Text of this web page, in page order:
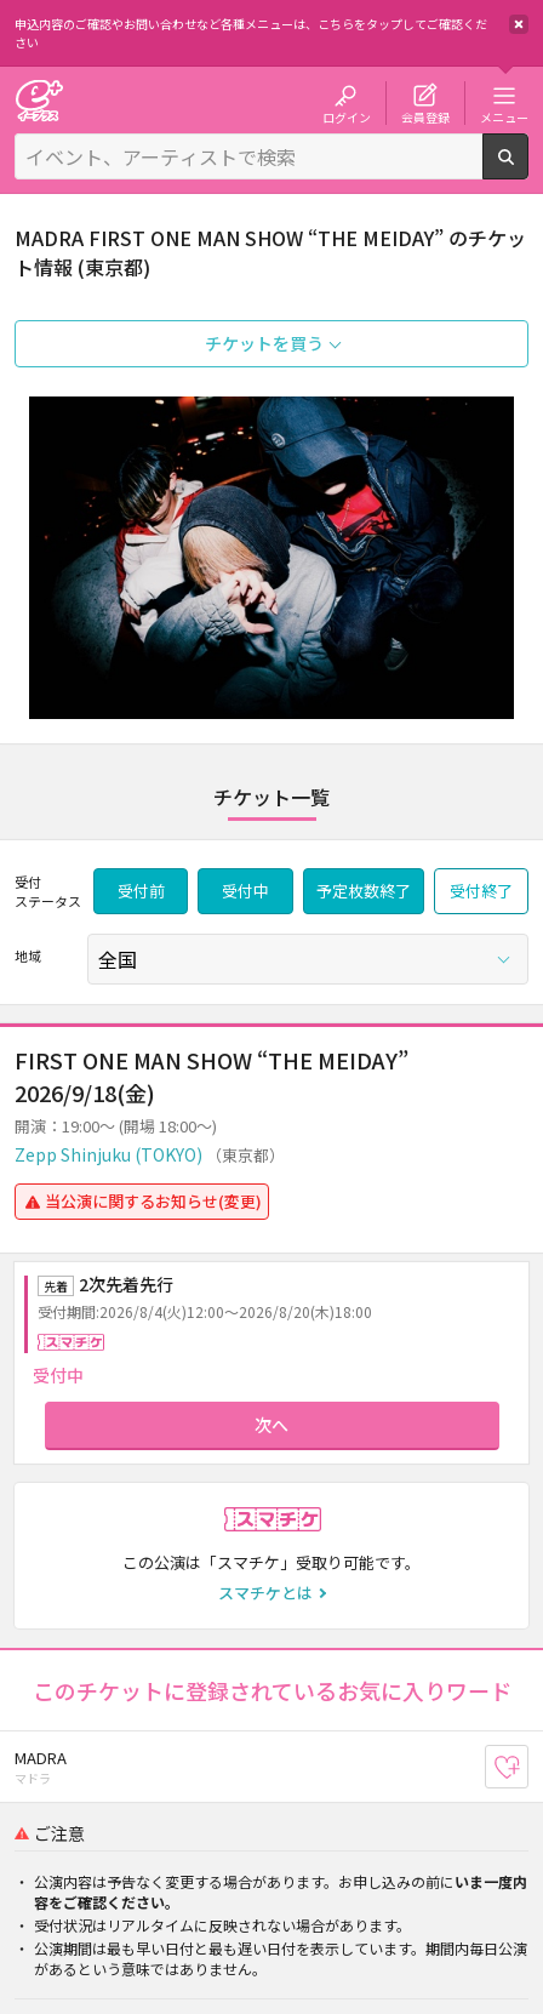
申込内容のご確認やお問い合わせなど各種メニューは、 こちらをタップしてご確認くだ
さい
ログイン 会員登録 メニュー
MADRA FIRST ONE MAN SHOW “THE MEIDAY” のチケッ
ト情報 (東京都)
チケットを買う
チケット一覧
受付
ステータス
受付前 受付中 予定枚数終了 受付終了
地域
FIRST ONE MAN SHOW “THE MEIDAY”
2026/9/18(金)
開演：19:00～ (開場 18:00～)
Zepp Shinjuku (TOKYO)
（東京都）
当公演に関するお知らせ(変更)
先着 2次先着先行
受付期間:2026/8/4(火)12:00～2026/8/20(木)18:00
受付中
次へ
この公演は「スマチケ」受取り可能です。
スマチケとは
このチケットに登録されているお気に入りワード
MADRA
マドラ
ご注意
公演内容は予告なく変更する場合があります。お申し込みの前にいま一度内
容をご確認ください。
受付状況はリアルタイムに反映されない場合があります。
公演期間は最も早い日付と最も遅い日付を表示しています。期間内毎日公演
があるという意味ではありません。